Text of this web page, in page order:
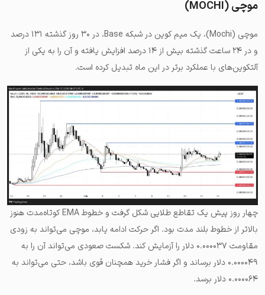
موچی (MOCHI)
موچی (Mochi)، یک میم کوین در شبکه Base، در ۳۰ روز گذشته ۱۳۱ درصد
و در ۲۴ ساعت گذشته بیش از ۱۴ درصد افزایش یافته و آن را به یکی از
آلتکوین‌های با عملکرد برتر در این ماه تبدیل کرده است.
چهار روز پیش یک تقاطع طلایی شکل گرفت و خطوط EMA کوتاه‌مدت هنوز
بالاتر از خطوط بلند مدت بود. اگر حرکت ادامه یابد، موچی می‌تواند به زودی
مقاومت ۰.۰۰۰۰۳۷ دلار را آزمایش کند. شکست صعودی می‌تواند آن را به
۰.۰۰۰۰۴۹ دلار برساند و اگر فشار خرید همچنان قوی باشد، حتی می‌تواند به
۰.۰۰۰۰۶۴ دلار برسد.